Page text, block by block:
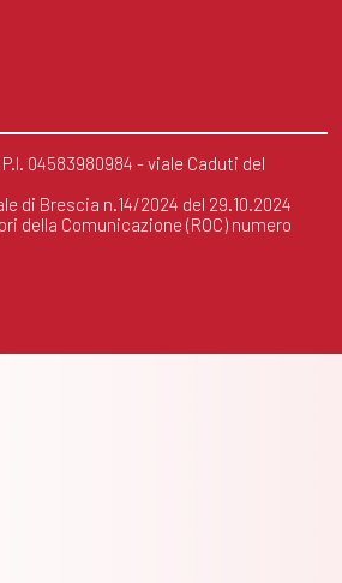
04583980984 - viale Caduti del
di Brescia n.14/2024 del 29.10.2024
della Comunicazione (ROC) numero